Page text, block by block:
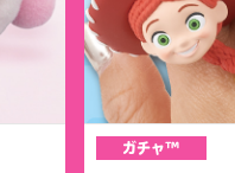
ガチャ™